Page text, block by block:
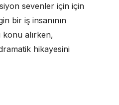
sevenler için için
bir iş insanının
konu alırken,
hikayesini